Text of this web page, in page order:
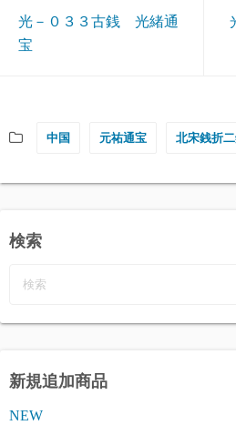
光－０３３古銭 光緒通
宝
中国 元祐通宝 北宋銭折
検索
新規追加商品
NEW